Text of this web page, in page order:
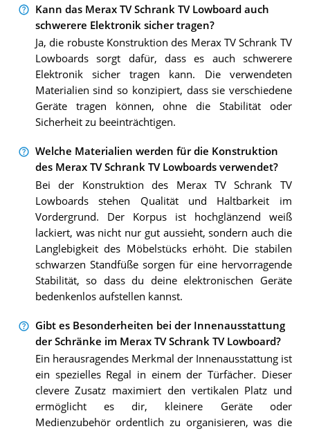
Kann das Merax TV Schrank TV Lowboard auch
schwerere Elektronik sicher tragen?
Ja, die robuste Konstruktion des Merax TV Schrank TV
Lowboards sorgt dafür, dass es auch schwerere
Elektronik sicher tragen kann. Die verwendeten
Materialien sind so konzipiert, dass sie verschiedene
Geräte tragen können, ohne die Stabilität oder
Sicherheit zu beeinträchtigen.
Welche Materialien werden für die Konstruktion
des Merax TV Schrank TV Lowboards verwendet?
Bei der Konstruktion des Merax TV Schrank TV
Lowboards stehen Qualität und Haltbarkeit im
Vordergrund. Der Korpus ist hochglänzend weiß
lackiert, was nicht nur gut aussieht, sondern auch die
Langlebigkeit des Möbelstücks erhöht. Die stabilen
schwarzen Standfüße sorgen für eine hervorragende
Stabilität, so dass du deine elektronischen Geräte
bedenkenlos aufstellen kannst.
Gibt es Besonderheiten bei der Innenausstattung
der Schränke im Merax TV Schrank TV Lowboard?
Ein herausragendes Merkmal der Innenausstattung ist
ein spezielles Regal in einem der Türfächer. Dieser
clevere Zusatz maximiert den vertikalen Platz und
ermöglicht es dir, kleinere Geräte oder
Medienzubehör ordentlich zu organisieren, was die